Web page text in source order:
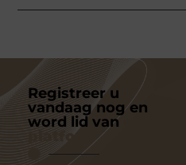
Registreer u
vandaag nog en
word lid van
platform